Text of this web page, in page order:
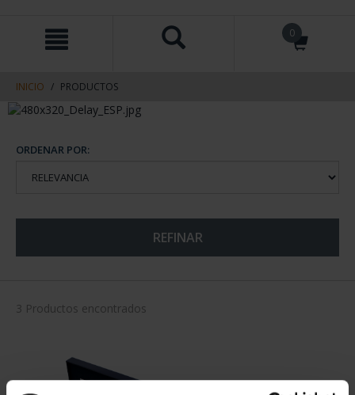
contenido
navegacin
0
INICIO PRODUCTOS
ORDENAR POR:
REFINAR
3 Productos encontrados